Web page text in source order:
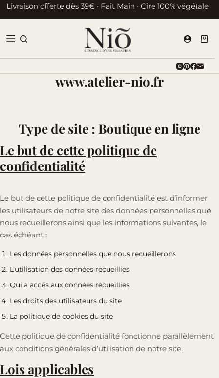
Passer
au
Livraison offerte dès 39€ · Fait Main · Cire 100% végétale
www.atelier-nio.fr
Type de site : Boutique en ligne
Le but de cette politique de
confidentialité
Le but de cette politique de confidentialité est d’informer
les utilisateurs de notre site des données personnelles que
nous recueillerons ainsi que les informations suivantes, le
cas échéant :
Les données personnelles que nous recueillerons
L’utilisation des données recueillies
Qui a accès aux données recueillies
Les droits des utilisateurs du site
La politique de cookies du site
Cette politique de confidentialité fonctionne parallèlement
aux conditions générales d’utilisation de notre site.
Lois applicables